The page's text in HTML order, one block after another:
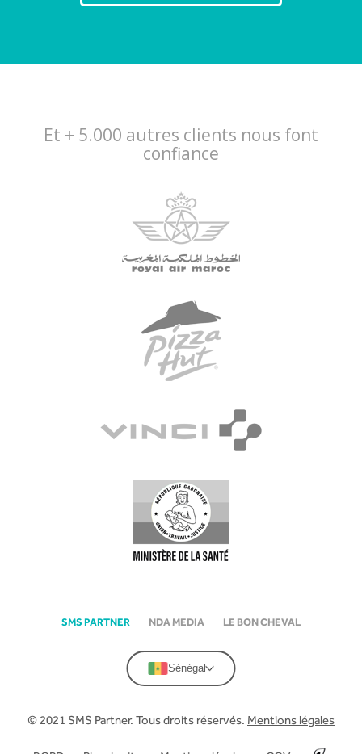
Et + 5.000 autres clients nous font
confiance
SMS PARTNER NDA MEDIA LE BON CHEVAL
Sénégal
© 2021 SMS Partner. Tous droits réservés. Mentions légales